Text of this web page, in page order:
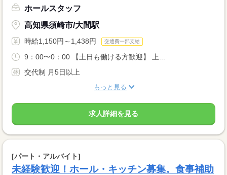
ホールスタッフ
高知県須崎市/大間駅
時給1,150円～1,438円 交通費一部支給
9：00〜0：00 【土日も働ける方歓迎】 上...
交代制 月5日以上
もっと見る
求人詳細を見る
[パート・アルバイト]
未経験歓迎！ホール・キッチン募集。食事補助